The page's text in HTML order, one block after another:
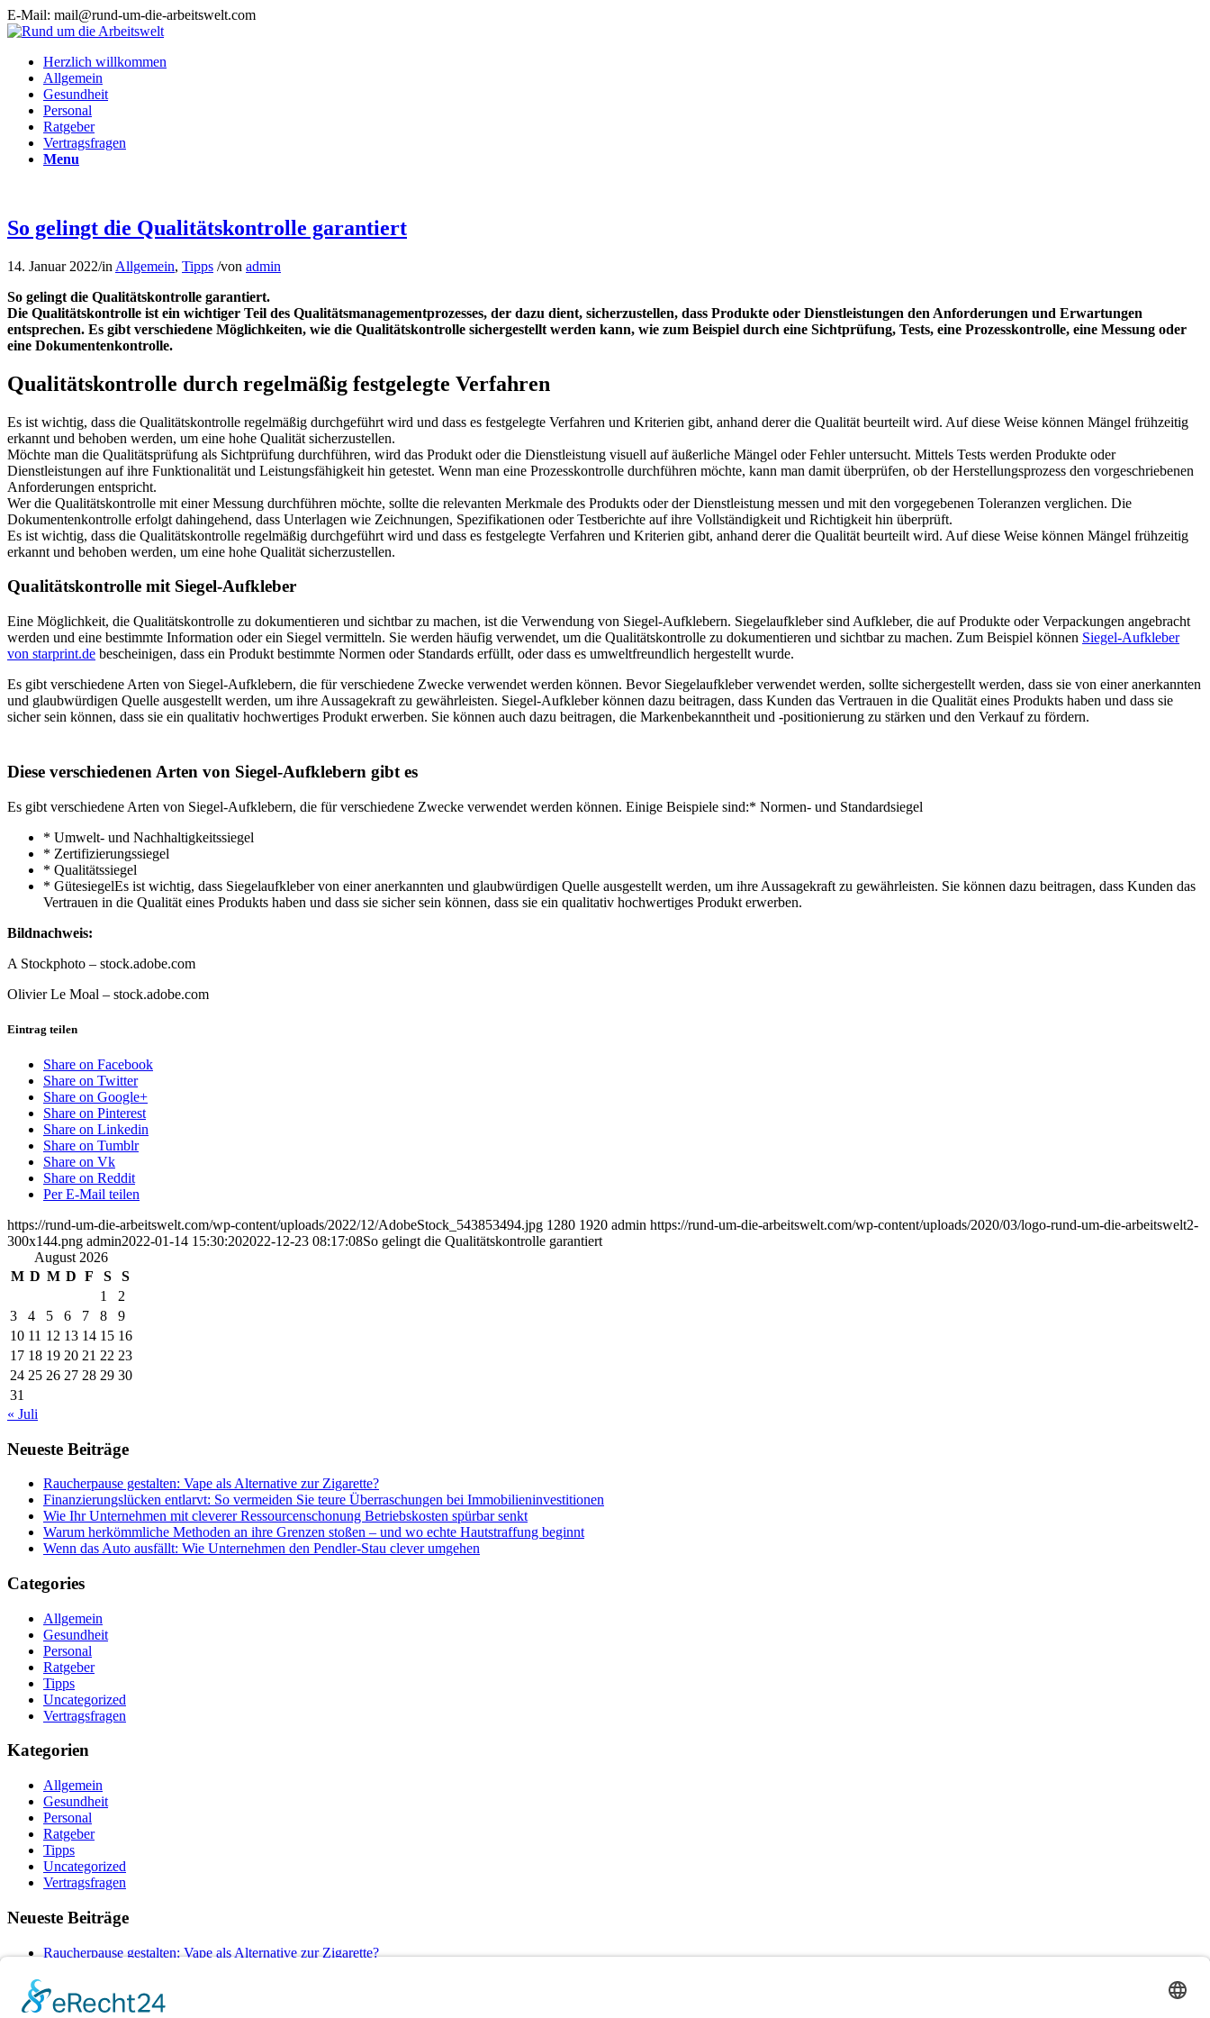
E-Mail: mail@rund-um-die-arbeitswelt.com
Herzlich willkommen
Allgemein
Gesundheit
Personal
Ratgeber
Vertragsfragen
Menu
So gelingt die Qualitätskontrolle garantiert
14. Januar 2022/in Allgemein, Tipps /von admin
So gelingt die Qualitätskontrolle garantiert.
Die Qualitätskontrolle ist ein wichtiger Teil des Qualitätsmanagementprozesses, der dazu dient, sicherzustellen, dass Produkte oder Dienstleistungen den Anforderungen und Erwartungen
entsprechen. Es gibt verschiedene Möglichkeiten, wie die Qualitätskontrolle sichergestellt werden kann, wie zum Beispiel durch eine Sichtprüfung, Tests, eine Prozesskontrolle, eine Messung oder
eine Dokumentenkontrolle.
Qualitätskontrolle durch regelmäßig festgelegte Verfahren
Es ist wichtig, dass die Qualitätskontrolle regelmäßig durchgeführt wird und dass es festgelegte Verfahren und Kriterien gibt, anhand derer die Qualität beurteilt wird. Auf diese Weise können Mängel frühzeitig
erkannt und behoben werden, um eine hohe Qualität sicherzustellen.
Möchte man die Qualitätsprüfung als Sichtprüfung durchführen, wird das Produkt oder die Dienstleistung visuell auf äußerliche Mängel oder Fehler untersucht. Mittels Tests werden Produkte oder
Dienstleistungen auf ihre Funktionalität und Leistungsfähigkeit hin getestet. Wenn man eine Prozesskontrolle durchführen möchte, kann man damit überprüfen, ob der Herstellungsprozess den vorgeschriebenen
Anforderungen entspricht.
Wer die Qualitätskontrolle mit einer Messung durchführen möchte, sollte die relevanten Merkmale des Produkts oder der Dienstleistung messen und mit den vorgegebenen Toleranzen verglichen. Die
Dokumentenkontrolle erfolgt dahingehend, dass Unterlagen wie Zeichnungen, Spezifikationen oder Testberichte auf ihre Vollständigkeit und Richtigkeit hin überprüft.
Es ist wichtig, dass die Qualitätskontrolle regelmäßig durchgeführt wird und dass es festgelegte Verfahren und Kriterien gibt, anhand derer die Qualität beurteilt wird. Auf diese Weise können Mängel frühzeitig
erkannt und behoben werden, um eine hohe Qualität sicherzustellen.
Qualitätskontrolle mit Siegel-Aufkleber
Eine Möglichkeit, die Qualitätskontrolle zu dokumentieren und sichtbar zu machen, ist die Verwendung von Siegel-Aufklebern. Siegelaufkleber sind Aufkleber, die auf Produkte oder Verpackungen angebracht
werden und eine bestimmte Information oder ein Siegel vermitteln. Sie werden häufig verwendet, um die Qualitätskontrolle zu dokumentieren und sichtbar zu machen. Zum Beispiel können Siegel-Aufkleber
von starprint.de bescheinigen, dass ein Produkt bestimmte Normen oder Standards erfüllt, oder dass es umweltfreundlich hergestellt wurde.
Es gibt verschiedene Arten von Siegel-Aufklebern, die für verschiedene Zwecke verwendet werden können. Bevor Siegelaufkleber verwendet werden, sollte sichergestellt werden, dass sie von einer anerkannten
und glaubwürdigen Quelle ausgestellt werden, um ihre Aussagekraft zu gewährleisten. Siegel-Aufkleber können dazu beitragen, dass Kunden das Vertrauen in die Qualität eines Produkts haben und dass sie
sicher sein können, dass sie ein qualitativ hochwertiges Produkt erwerben. Sie können auch dazu beitragen, die Markenbekanntheit und -positionierung zu stärken und den Verkauf zu fördern.
Diese verschiedenen Arten von Siegel-Aufklebern gibt es
Es gibt verschiedene Arten von Siegel-Aufklebern, die für verschiedene Zwecke verwendet werden können. Einige Beispiele sind:* Normen- und Standardsiegel
* Umwelt- und Nachhaltigkeitssiegel
* Zertifizierungssiegel
* Qualitätssiegel
* GütesiegelEs ist wichtig, dass Siegelaufkleber von einer anerkannten und glaubwürdigen Quelle ausgestellt werden, um ihre Aussagekraft zu gewährleisten. Sie können dazu beitragen, dass Kunden das
Vertrauen in die Qualität eines Produkts haben und dass sie sicher sein können, dass sie ein qualitativ hochwertiges Produkt erwerben.
Bildnachweis:
A Stockphoto – stock.adobe.com
Olivier Le Moal – stock.adobe.com
Eintrag teilen
Share on Facebook
Share on Twitter
Share on Google+
Share on Pinterest
Share on Linkedin
Share on Tumblr
Share on Vk
Share on Reddit
Per E-Mail teilen
https://rund-um-die-arbeitswelt.com/wp-content/uploads/2022/12/AdobeStock_543853494.jpg 1280 1920 admin https://rund-um-die-arbeitswelt.com/wp-content/uploads/2020/03/logo-rund-um-die-arbeitswelt2-
300x144.png admin2022-01-14 15:30:202022-12-23 08:17:08So gelingt die Qualitätskontrolle garantiert
August 2026
M D M D F S
S
1
2
3
4 5 6 7 8
9
10 11 12 13 14 15 16
17 18 19 20 21 22 23
24 25 26 27 28 29 30
31
« Juli
Neueste Beiträge
Raucherpause gestalten: Vape als Alternative zur Zigarette?
Finanzierungslücken entlarvt: So vermeiden Sie teure Überraschungen bei Immobilieninvestitionen
Wie Ihr Unternehmen mit cleverer Ressourcenschonung Betriebskosten spürbar senkt
Warum herkömmliche Methoden an ihre Grenzen stoßen – und wo echte Hautstraffung beginnt
Wenn das Auto ausfällt: Wie Unternehmen den Pendler-Stau clever umgehen
Categories
Allgemein
Gesundheit
Personal
Ratgeber
Tipps
Uncategorized
Vertragsfragen
Kategorien
Allgemein
Gesundheit
Personal
Ratgeber
Tipps
Uncategorized
Vertragsfragen
Neueste Beiträge
Raucherpause gestalten: Vape als Alternative zur Zigarette?
Wie Ihr Unternehmen mit cleverer Ressourcenschonung Betriebskosten spürbar senkt
Warum herkömmliche Methoden an ihre Grenzen stoßen – und wo echte Hautstraffung beginnt